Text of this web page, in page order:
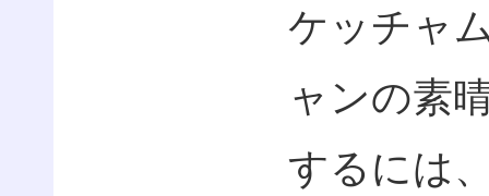
ケッチャ
ャンの素
するには